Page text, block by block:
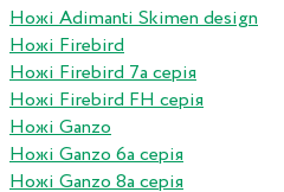
Ножі Adimanti Skimen design
Ножі Firebird
Ножі Firebird 7а серія
Ножі Firebird FH серія
Ножі Ganzo
Ножі Ganzo 6а серія
Ножі Ganzo 8а серія